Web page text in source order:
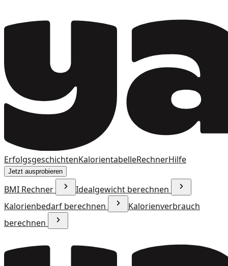
ErfolgsgeschichtenKalorientabelleRechnerHilfe
Jetzt ausprobieren
BMI Rechner
Idealgewicht berechnen
Kalorienbedarf berechnen
Kalorienverbrauch
berechnen